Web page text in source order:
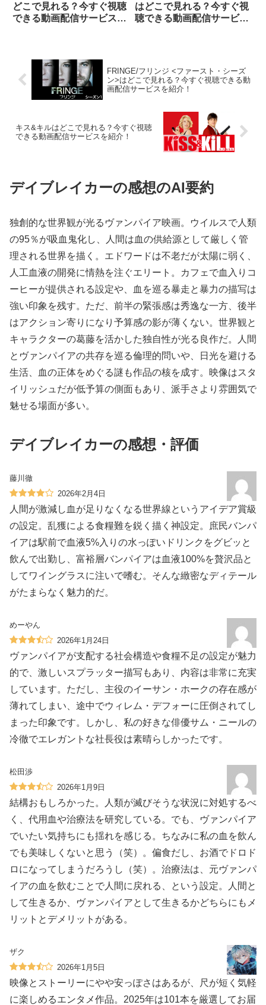
どこで見れる？今すぐ視聴
できる動画配信サービスを
はどこで見れる？今すぐ視
聴できる動画配信サービス
FRINGE/フリンジ <ファースト・シーズ
ン>はどこで見れる？今すぐ視聴できる動
画配信サービスを紹介！
キス&キルはどこで見れる？今すぐ視聴
できる動画配信サービスを紹介！
デイブレイカーの感想のAI要約
独創的な世界観が光るヴァンパイア映画。ウイルスで人類
の95％が吸血鬼化し、人間は血の供給源として厳しく管
理される世界を描く。エドワードは不老だが太陽に弱く、
人工血液の開発に情熱を注ぐエリート。カフェで血入りコ
ーヒーが提供される設定や、血を巡る暴走と暴力の描写は
強い印象を残す。ただ、前半の緊張感は秀逸な一方、後半
はアクション寄りになり予算感の影が薄くない。世界観と
キャラクターの葛藤を活かした独自性が光る良作だ。人間
とヴァンパイアの共存を巡る倫理的問いや、日光を避ける
生活、血の正体をめぐる謎も作品の核を成す。映像はスタ
イリッシュだが低予算の側面もあり、派手さより雰囲気で
魅せる場面が多い。
デイブレイカーの感想・評価
藤川徹
2026年2月4日
人間が激減し血が足りなくなる世界線というアイデア賞級
の設定。乱獲による食糧難を鋭く描く神設定。庶民バンパ
イアは駅前で血液5%入りの水っぽいドリンクをグビッと
飲んで出勤し、富裕層バンパイアは血液100%を贅沢品と
してワイングラスに注いで嗜む。そんな緻密なディテール
がたまらなく魅力的だ。
めーやん
2026年1月24日
ヴァンパイアが支配する社会構造や食糧不足の設定が魅力
的で、激しいスプラッター描写もあり、内容は非常に充実
しています。ただし、主役のイーサン・ホークの存在感が
薄れてしまい、途中でウィレム・デフォーに圧倒されてし
まった印象です。しかし、私の好きな俳優サム・ニールの
冷徹でエレガントな社長役は素晴らしかったです。
松田渉
2026年1月9日
結構おもしろかった。人類が滅びそうな状況に対処するべ
く、代用血や治療法を研究している。でも、ヴァンパイア
でいたい気持ちにも揺れを感じる。ちなみに私の血を飲ん
でも美味しくないと思う（笑）。偏食だし、お酒でドロド
ロになってしまうだろうし（笑）。治療法は、元ヴァンパ
イアの血を飲むことで人間に戻れる、という設定。人間と
して生きるか、ヴァンパイアとして生きるかどちらにもメ
リットとデメリットがある。
ザク
2026年1月5日
映像とストーリーにやや安っぽさはあるが、尺が短く気軽
に楽しめるエンタメ作品。2025年は101本を厳選してお届